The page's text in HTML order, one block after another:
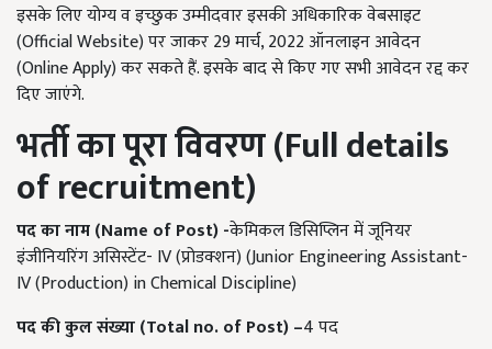
इसके लिए योग्य व इच्छुक उम्मीदवार इसकी अधिकारिक वेबसाइट
(Official Website) पर जाकर 29 मार्च, 2022 ऑनलाइन आवेदन
(Online Apply) कर सकते हैं. इसके बाद से किए गए सभी आवेदन रद्द कर
दिए जाएंगे.
भर्ती का पूरा विवरण (Full details
of recruitment)
पद का नाम (Name of Post) -केमिकल डिसिप्लिन में जूनियर
इंजीनियरिंग असिस्टेंट- IV (प्रोडक्शन) (Junior Engineering Assistant-
IV (Production) in Chemical Discipline)
पद की कुल संख्या (Total no. of Post) –4 पद